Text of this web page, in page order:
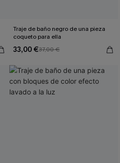
Traje de baño negro de una pieza
coqueto para ella
33,00 €37,00 €